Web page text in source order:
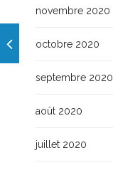
novembre 2020
octobre 2020
septembre 2020
août 2020
juillet 2020